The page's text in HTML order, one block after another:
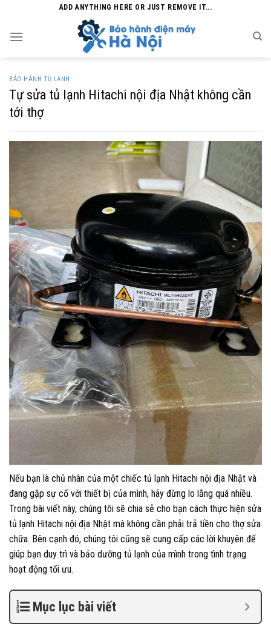
content
ADD ANYTHING HERE OR JUST REMOVE IT...
BẢO HÀNH TỦ LẠNH
Tự sửa tủ lạnh Hitachi nội địa Nhật không cần
tới thợ
Nếu bạn là chủ nhân của một chiếc tủ lạnh Hitachi nội địa Nhật và
đang gặp sự cố với thiết bị của mình, hãy đừng lo lắng quá nhiều.
Trong bài viết này, chúng tôi sẽ chia sẻ cho bạn cách thực hiện sửa
tủ lạnh Hitachi nội địa Nhật mà không cần phải trả tiền cho thợ sửa
chữa. Bên cạnh đó, chúng tôi cũng sẽ cung cấp các lời khuyên để
giúp bạn duy trì và bảo dưỡng tủ lạnh của mình trong tình trạng
hoạt động tối ưu.
Mục lục bài viết